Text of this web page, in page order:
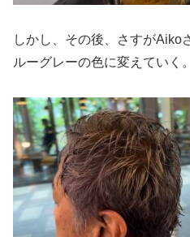
しかし、その後、さすがAiko
ルーグレーの色に変えていく。